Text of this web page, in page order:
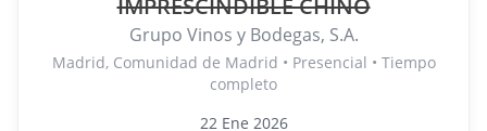
IMPRESCINDIBLE CHINO
Grupo Vinos y Bodegas, S.A.
Madrid, Comunidad de Madrid • Presencial • Tiempo
completo
22 Ene 2026